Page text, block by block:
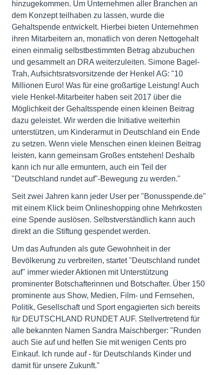
hinzugekommen. Um Unternehmen aller Branchen an
dem Konzept teilhaben zu lassen, wurde die
Gehaltspende entwickelt. Hierbei bieten Unternehmen
ihren Mitarbeitern an, monatlich von deren Nettogehalt
einen einmalig selbstbestimmten Betrag abzubuchen
und gesammelt an DRA weiterzuleiten. Simone Bagel-
Trah, Aufsichtsratsvorsitzende der Henkel AG: "10
Millionen Euro! Was für eine großartige Leistung! Auch
viele Henkel-Mitarbeiter haben seit 2017 über die
Möglichkeit der Gehaltsspende einen kleinen Beitrag
dazu geleistet. Wir werden die Initiative weiterhin
unterstützen, um Kinderarmut in Deutschland ein Ende
zu setzen. Wenn viele Menschen einen kleinen Beitrag
leisten, kann gemeinsam Großes entstehen! Deshalb
kann ich nur alle ermuntern, auch ein Teil der
"Deutschland rundet auf"-Bewegung zu werden."
Seit zwei Jahren kann jeder User per "Bonusspende.de"
mit einem Klick beim Onlineshopping ohne Mehrkosten
eine Spende auslösen. Selbstverständlich kann auch
direkt an die Stiftung gespendet werden.
Um das Aufrunden als gute Gewohnheit in der
Bevölkerung zu verbreiten, startet "Deutschland rundet
auf" immer wieder Aktionen mit Unterstützung
prominenter Botschafterinnen und Botschafter. Über 150
prominente aus Show, Medien, Film- und Fernsehen,
Politik, Gesellschaft und Sport engagierten sich bereits
für DEUTSCHLAND RUNDET AUF. Stellvertretend für
alle bekannten Namen Sandra Maischberger: "Runden
auch Sie auf und helfen Sie mit wenigen Cents pro
Einkauf. Ich runde auf - für Deutschlands Kinder und
damit für unsere Zukunft."